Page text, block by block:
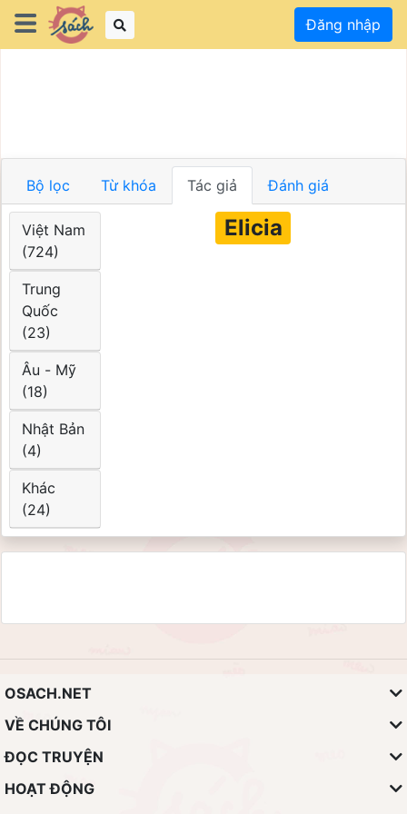
Đăng nhập
Bộ lọc Từ khóa Tác giả Đánh giá
Việt Nam
(724)
Trung
Quốc
(23)
Âu - Mỹ
(18)
Nhật Bản
(4)
Khác
(24)
Elicia
OSACH.NET
VỀ CHÚNG TÔI
ĐỌC TRUYỆN
HOẠT ĐỘNG